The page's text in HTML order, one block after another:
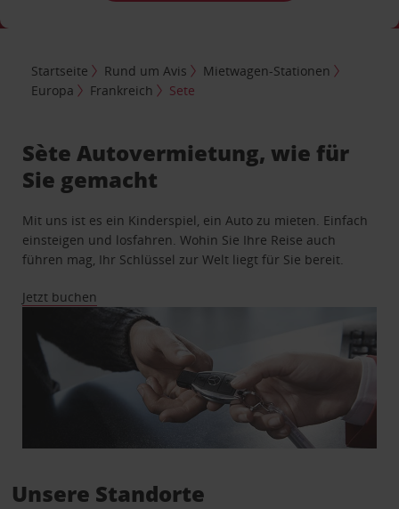
Startseite Rund um Avis
Mietwagen-Stationen
Europa
Frankreich Sete
Sète Autovermietung, wie für
Sie gemacht
Mit uns ist es ein Kinderspiel, ein Auto zu mieten. Einfach
einsteigen und losfahren. Wohin Sie Ihre Reise auch
führen mag, Ihr Schlüssel zur Welt liegt für Sie bereit.
Jetzt buchen
Unsere Standorte